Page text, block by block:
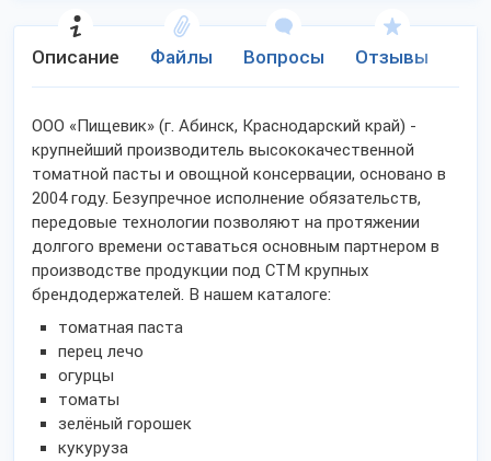
Описание Файлы Вопросы Отзывы
ООО «Пищевик» (г. Абинск, Краснодарский край) -
крупнейший производитель высококачественной
томатной пасты и овощной консервации, основано в
2004 году. Безупречное исполнение обязательств,
передовые технологии позволяют на протяжении
долгого времени оставаться основным партнером в
производстве продукции под СТМ крупных
брендодержателей. В нашем каталоге:
томатная паста
перец лечо
огурцы
томаты
зелёный горошек
кукуруза